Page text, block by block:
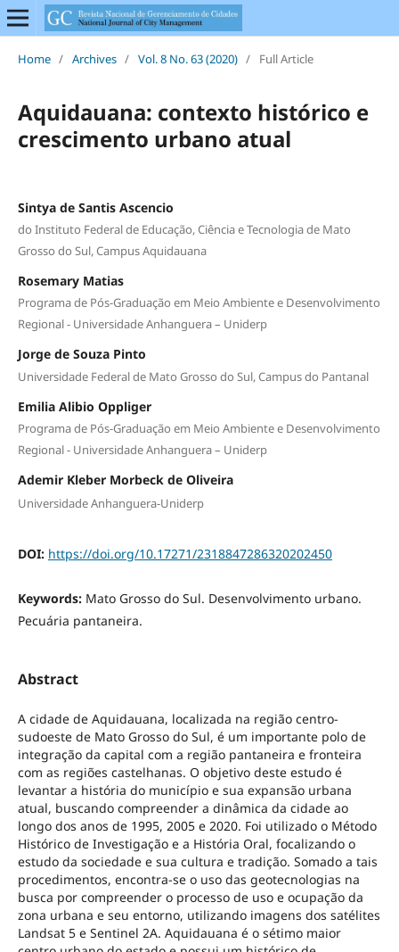
Home / Archives / Vol. 8 No. 63 (2020) / Full Article
Aquidauana: contexto histórico e
crescimento urbano atual
Sintya de Santis Ascencio
do Instituto Federal de Educação, Ciência e Tecnologia de Mato
Grosso do Sul, Campus Aquidauana
Rosemary Matias
Programa de Pós-Graduação em Meio Ambiente e Desenvolvimento
Regional - Universidade Anhanguera – Uniderp
Jorge de Souza Pinto
Universidade Federal de Mato Grosso do Sul, Campus do Pantanal
Emilia Alibio Oppliger
Programa de Pós-Graduação em Meio Ambiente e Desenvolvimento
Regional - Universidade Anhanguera – Uniderp
Ademir Kleber Morbeck de Oliveira
Universidade Anhanguera-Uniderp
DOI: https://doi.org/10.17271/2318847286320202450
Keywords: Mato Grosso do Sul. Desenvolvimento urbano.
Pecuária pantaneira.
Abstract
A cidade de Aquidauana, localizada na região centro-
sudoeste de Mato Grosso do Sul, é um importante polo de
integração da capital com a região pantaneira e fronteira
com as regiões castelhanas. O objetivo deste estudo é
levantar a história do município e sua expansão urbana
atual, buscando compreender a dinâmica da cidade ao
longo dos anos de 1995, 2005 e 2020. Foi utilizado o Método
Histórico de Investigação e a História Oral, focalizando o
estudo da sociedade e sua cultura e tradição. Somado a tais
procedimentos, encontra-se o uso das geotecnologias na
busca por compreender o processo de uso e ocupação da
zona urbana e seu entorno, utilizando imagens dos satélites
Landsat 5 e Sentinel 2A. Aquidauana é o sétimo maior